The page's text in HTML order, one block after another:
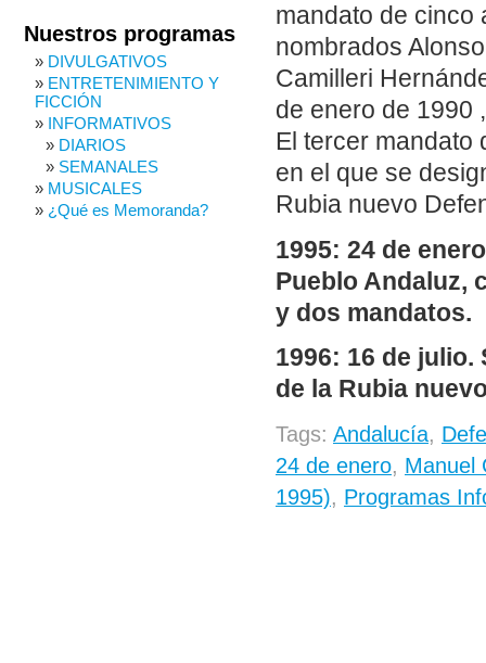
mandato de cinco
nombrados
Camilleri
de enero de 1990
El tercer mandato
en el que se
Rubia nuevo
1995: 24 de
Pueblo Andaluz,
y dos mandatos.
1996: 16 de julio.
de la Rubia
Tags: Andalucía,
24 de enero, Manuel
1995), Programas
Nuestros programas
DIVULGATIVOS
ENTRETENIMIENTO Y
FICCIÓN
INFORMATIVOS
DIARIOS
SEMANALES
MUSICALES
¿Qué es Memoranda?